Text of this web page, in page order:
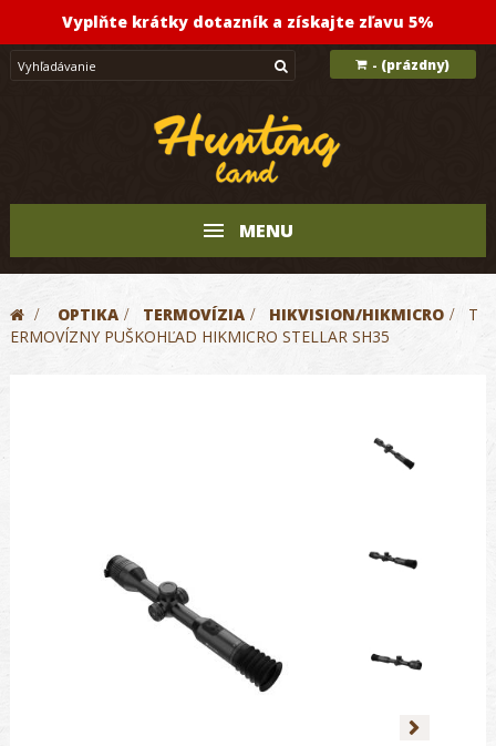
Vyplňte krátky dotazník a získajte zľavu 5%
- (prázdny)
MENU
> OPTIKA > TERMOVÍZIA > HIKVISION/HIKMICRO >
T
ERMOVÍZNY PUŠKOHĽAD HIKMICRO STELLAR SH35